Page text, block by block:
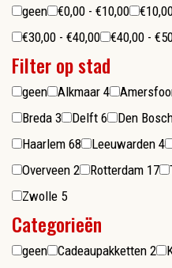
geen €0,00 - €10,00
€30,00 - €40,00
€40,00 -
Filter op stad
geen Alkmaar 4
Breda 3 Delft 6 Den
Haarlem 68 Leeuwarden 4
Overveen 2 Rotterdam 17
Zwolle 5
Categorieën
geen Cadeaupakketten 2